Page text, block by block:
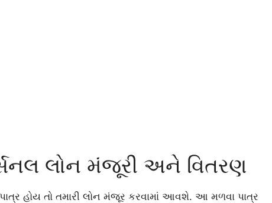
લોન મંજૂરી અને વિતરણ
હોય તો તમારી લોન મંજૂર કરવામાં આવશે. આ મળવા પાત્ર